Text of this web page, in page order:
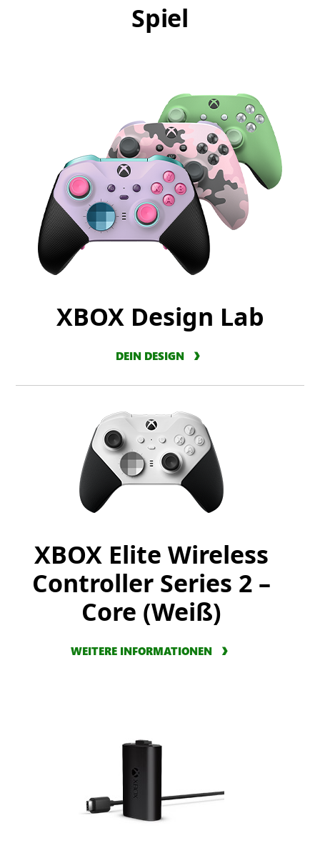
Perfektioniere dein
XBOX Design Lab
DEIN DESIGN
XBOX Elite Wireless
Controller Series 2 –
Core (Weiß)